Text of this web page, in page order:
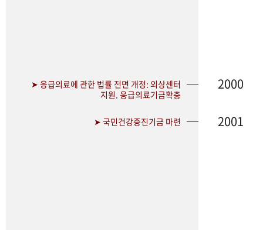
➤ 응급의료에 관한 법률 전면 개정: 외상센터
지원. 응급의료기금확충
2000
➤ 국민건강증진기금 마련 2001